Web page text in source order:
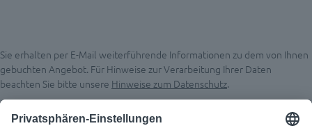
Sie erhalten per E-Mail weiterführende Informationen zu dem von Ihnen
gebuchten Angebot. Für Hinweise zur Verarbeitung Ihrer Daten
beachten Sie bitte unsere Hinweise zum Datenschutz.